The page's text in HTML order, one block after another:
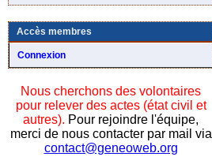
Accès membres
Connexion
Nous cherchons des volontaires
pour relever des actes (état civil et
autres). Pour rejoindre l'équipe,
merci de nous contacter par mail via
contact@geneoweb.org